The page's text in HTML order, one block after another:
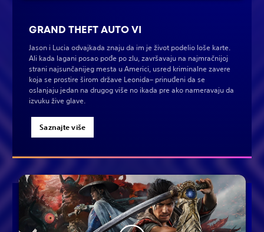
GRAND THEFT AUTO VI
Jason i Lucia odvajkada znaju da im je život podelio loše karte.
Ali kada lagani posao pođe po zlu, završavaju na najmračnijoj
strani najsunčanijeg mesta u Americi, usred kriminalne zavere
koja se prostire širom države Leonida– prinuđeni da se
oslanjaju jedan na drugog više no ikada pre ako nameravaju da
izvuku žive glave.
Saznajte više